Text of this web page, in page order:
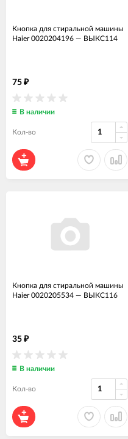
Кнопка для стиральной машины
Haier 0020204196 — ВЫКС114
75 ₽
В наличии
Кол-во
Кнопка для стиральной машины
Haier 0020205534 — ВЫКС116
35 ₽
В наличии
Кол-во